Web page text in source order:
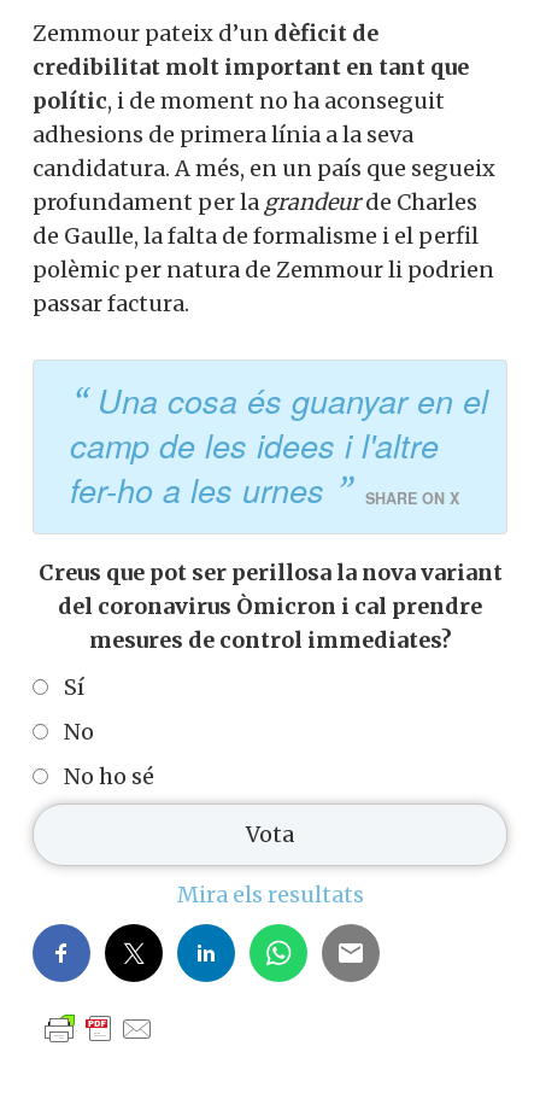
Zemmour pateix d’un dèficit de
credibilitat molt important en tant que
polític, i de moment no ha aconseguit
adhesions de primera línia a la seva
candidatura. A més, en un país que segueix
profundament per la grandeurde Charles
de Gaulle, la falta de formalisme i el perfil
polèmic per natura de Zemmour li podrien
passar factura.
Una cosa és guanyar en el
camp de les idees i l'altre
fer-ho a les urnes
SHARE ON X
Creus que pot ser perillosa la nova variant
del coronavirus Òmicron i cal prendre
mesures de control immediates?
Sí
No
No ho sé
Mira els resultats